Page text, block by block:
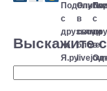
Выскажите